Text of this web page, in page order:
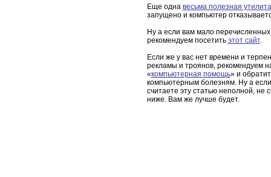
Еще одна весьма полезная утилита
запущено и компьютер
Ну а если вам мало
рекомендуем посетить этот сайт.
Если же у вас нет времени и
рекламы и троянов, рекомендуем
«компьютерная помощь» и
компьютерным болезням. Ну а
считаете эту статью неполной, не
ниже. Вам же лучше будет.